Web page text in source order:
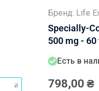
Бренд: Life
Specially-
500 mg - 60
Есть в
798,00 ₴